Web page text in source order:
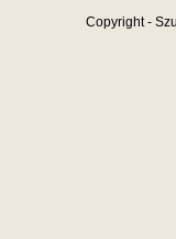
Copyright -